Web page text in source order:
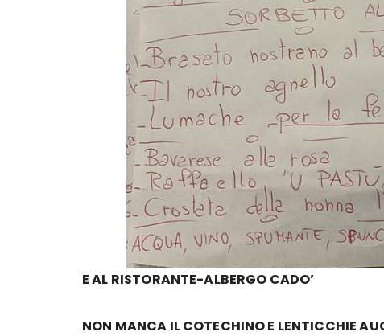
E AL RISTORANTE-ALBERGO CADO’
NON MANCA IL COTECHINO E LENTICCHIE